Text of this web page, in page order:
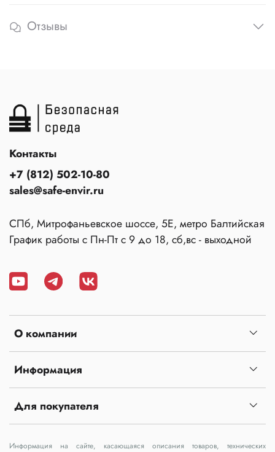
Отзывы
О компании
Информация
Для покупателя
Контакты
+7 (812) 502-10-80
sales@safe-envir.ru
СПб, Митрофаньевское шоссе, 5Е, метро Балтийская
График работы с Пн-Пт с 9 до 18, сб,вс - выходной
Информация на сайте, касающаяся описания товаров, технических